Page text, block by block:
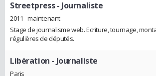
Streetpress- Journaliste
2011 - maintenant
Stage de journalisme web. Ecriture, tournage,
régulières de députés.
Libération - Journaliste
Paris